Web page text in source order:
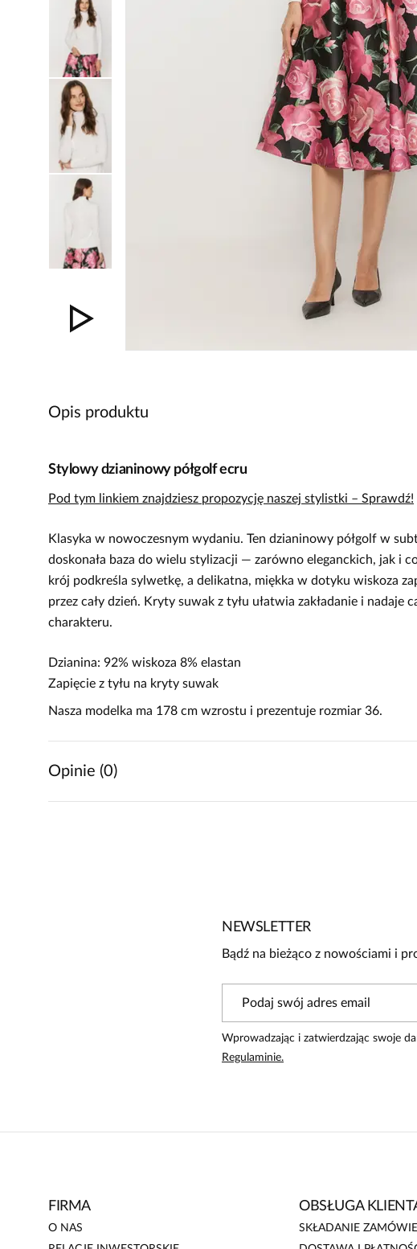
Opis produktu
Stylowy dzianinowy półgolf ecru
Pod tym linkiem znajdziesz propozycję naszej stylistki – Sprawdź!
Klasyka w nowoczesnym wydaniu. Ten dzianinowy półgolf w
doskonała baza do wielu stylizacji — zarówno eleganckich, jak i
krój podkreśla sylwetkę, a delikatna, miękka w dotyku wiskoza
przez cały dzień. Kryty suwak z tyłu ułatwia zakładanie i nadaje
charakteru.
Dzianina: 92% wiskoza 8% elastan
Zapięcie z tyłu na kryty suwak
Nasza modelka ma 178 cm wzrostu i prezentuje rozmiar 36.
Opinie (0)
NEWSLETTER
Bądź na bieżąco z nowościami i
Wprowadzając i zatwierdzając swoje
Regulaminie.
FIRMA
O NAS
OBSŁUGA
SKŁADANIE